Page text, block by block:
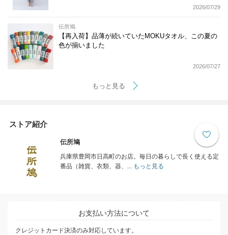
2026/07/29
伝所鳩
【再入荷】品薄が続いていたMOKUタオル、この夏の
色が揃いました
2026/07/27
もっと見る
ストア紹介
伝所鳩
兵庫県豊岡市日高町のお店。毎日の暮らしで長く使える定
番品（雑貨、衣類、器、...
もっと見る
お支払い方法について
クレジットカード決済のみ対応しています。